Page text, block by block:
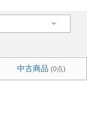
中古商品 (0点)